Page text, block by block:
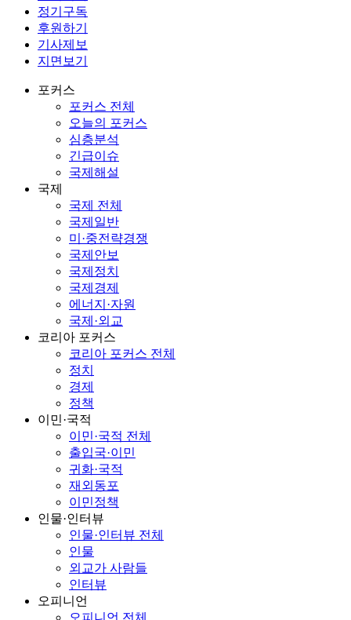
정기구독
후원하기
기사제보
지면보기
포커스
포커스 전체
오늘의 포커스
심층분석
긴급이슈
국제해설
국제
국제 전체
국제일반
미·중전략경쟁
국제안보
국제정치
국제경제
에너지·자원
국제·외교
코리아 포커스
코리아 포커스 전체
정치
경제
정책
이민·국적
이민·국적 전체
출입국·이민
귀화·국적
재외동포
이민정책
인물·인터뷰
인물·인터뷰 전체
인물
외교가 사람들
인터뷰
오피니언
오피니언 전체